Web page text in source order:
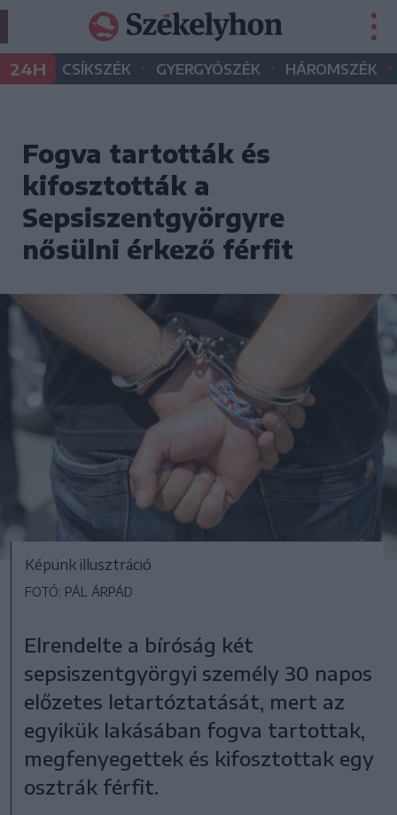
24H CSÍKSZÉK • GYERGYÓSZÉK • HÁROMSZÉK •
Fogva tartották és
kifosztották a
Sepsiszentgyörgyre
nősülni érkező férfit
Képünk illusztráció
FOTÓ: PÁL ÁRPÁD
Elrendelte a bíróság két
sepsiszentgyörgyi személy 30 napos
előzetes letartóztatását, mert az
egyikük lakásában fogva tartottak,
megfenyegettek és kifosztottak egy
osztrák férfit.